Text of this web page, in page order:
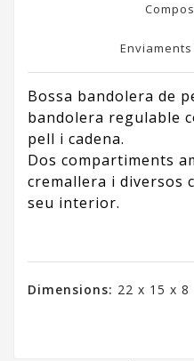
Bossa bandolera de
bandolera regulable
pell i cadena.
Dos compartiments
cremallera i diversos
seu interior.
Dimensions: 22 x 15 x 8